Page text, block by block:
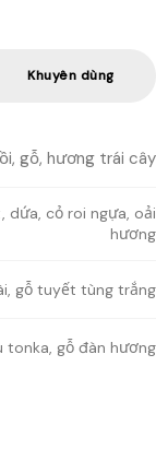
Khuyên dùng
gỗ, hương trái cây
dứa, cỏ roi ngựa, oải
hương
gỗ tuyết tùng trắng
tonka, gỗ đàn hương